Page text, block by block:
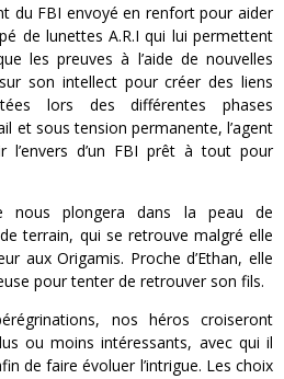
du FBI envoyé en renfort pour aider
de lunettes A.R.I qui lui permettent
les preuves à l’aide de nouvelles
son intellect pour créer des liens
lors des différentes phases
et sous tension permanente, l’agent
l’envers d’un FBI prêt à tout pour
nous plongera dans la peau de
terrain, qui se retrouve malgré elle
aux Origamis. Proche d’Ethan, elle
pour tenter de retrouver son fils.
nos héros croiseront
ou moins intéressants, avec qui il
de faire évoluer l’intrigue. Les choix